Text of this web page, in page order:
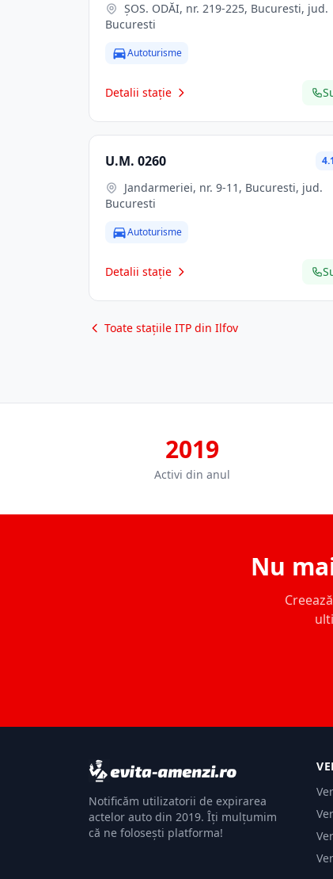
Bucuresti
Autoturisme
Detalii stație
U.M. 0260
Bucuresti
Autoturisme
Detalii stație
Toate stațiile ITP din Ilfov
2019
Activi din anul
Nu
Notificăm utilizatorii de expirarea
actelor auto din 2019. Îți mulțumim
că ne folosești platforma!